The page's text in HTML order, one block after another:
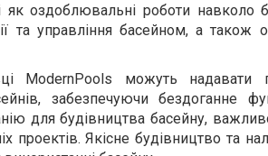
як оздоблювальні роботи навколо
та управління басейном, а також
ModernPools можуть надавати
забезпечуючи бездоганне
для будівництва басейну,
проектів. Якісне будівництво та